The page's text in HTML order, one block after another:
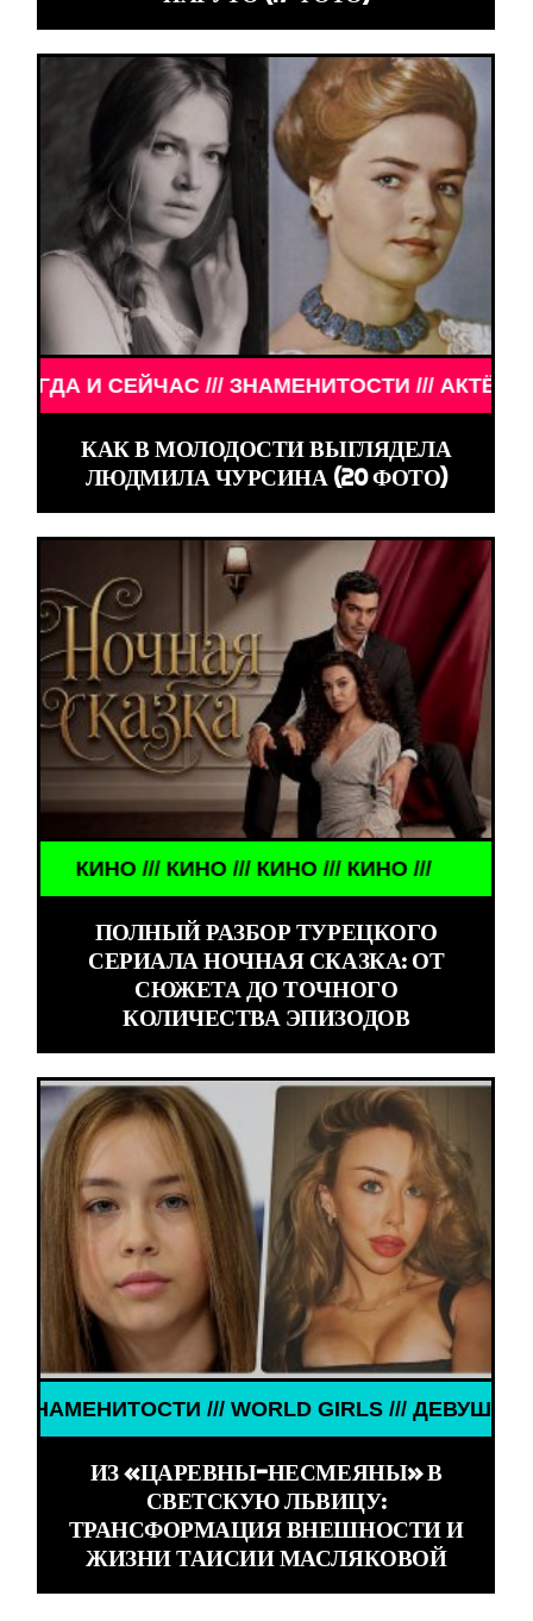
/// АКТЁРЫ ТОГДА И СЕЙЧАС ///
КАК В МОЛОДОСТИ ВЫГЛЯДЕЛА
ЛЮДМИЛА ЧУРСИНА (20 ФОТО)
/// КИНО /// КИНО /// КИНО ///
ПОЛНЫЙ РАЗБОР ТУРЕЦКОГО
СЕРИАЛА НОЧНАЯ СКАЗКА: ОТ
СЮЖЕТА ДО ТОЧНОГО
КОЛИЧЕСТВА ЭПИЗОДОВ
/// ДЕВУШКИ ЗНАМЕНИТОСТИ /// WORLD
ИЗ «ЦАРЕВНЫ-НЕСМЕЯНЫ» В
СВЕТСКУЮ ЛЬВИЦУ:
ТРАНСФОРМАЦИЯ ВНЕШНОСТИ И
ЖИЗНИ ТАИСИИ МАСЛЯКОВОЙ